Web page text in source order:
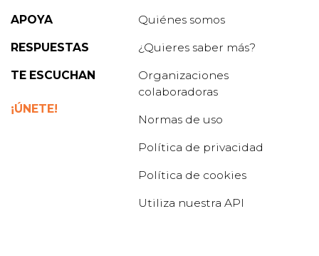
APOYA
RESPUESTAS
TE ESCUCHAN
¡ÚNETE!
Quiénes somos
¿Quieres saber más?
Organizaciones
colaboradoras
Normas de uso
Política de privacidad
Política de cookies
Utiliza nuestra API